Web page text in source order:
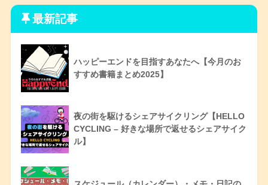
最新記事
ハッピーエンドを目指すあなたへ【今月のお
すすめ書籍まとめ2025】
夜の街を駆けるシェアサイクリング【HELLO
CYCLING – 好きな場所で返せるシェアサイク
ル】